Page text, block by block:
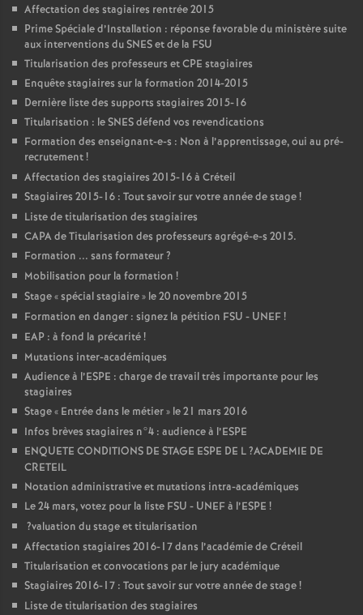
Affectation des stagiaires rentrée 2015
Prime Spéciale d’Installation : réponse favorable du ministère suite
aux interventions duSNESet de la FSU
Titularisation des professeurs etCPE stagiaires
Enquête stagiaires sur la formation 2014-2015
Dernière liste des supports stagiaires 2015-16
Titularisation : leSNESdéfend vos revendications
Formation des enseignant-e-s : Non à l’apprentissage, oui au pré-
recrutement!
Affectation des stagiaires 2015-16 à Créteil
Stagiaires 2015-16 : Tout savoir sur votre année de stage!
Liste de titularisation des stagiaires
CAPAde Titularisation des professeurs agrégé-e-s 2015.
Formation ... sans formateur?
Mobilisation pour la formation !
Stage «spécial stagiaire» le 20 novembre 2015
Formation en danger : signez la pétition FSU - UNEF!
EAP : à fond la précarité!
Mutations inter-académiques
Audience à l’ESPE : charge de travail très importante pour les
stagiaires
Stage « Entrée dans le métier» le 21 mars 2016
Infos brèves stagiaires n°4 : audience à l’ESPE
ENQUETE CONDITIONS DE STAGE ESPE DE L?ACADEMIE DE
CRETEIL
Notation administrative et mutations intra-académiques
Le 24 mars, votez pour la liste FSU - UNEFà l’ESPE !
?valuation du stage et titularisation
Affectation stagiaires 2016-17 dans l’académie de Créteil
Titularisation et convocations par le jury académique
Stagiaires 2016-17 : Tout savoir sur votre année de stage!
Liste de titularisation des stagiaires